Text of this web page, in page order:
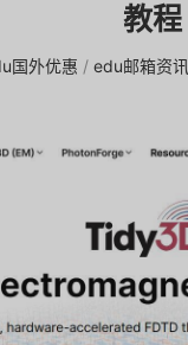
教程
国外优惠 / edu邮箱资讯